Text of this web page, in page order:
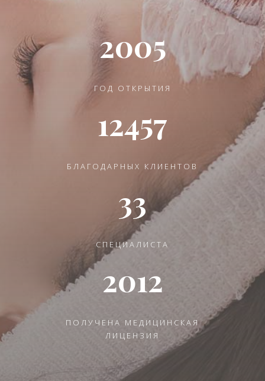
2005
ГОД ОТКРЫТИЯ
12457
БЛАГОДАРНЫХ КЛИЕНТОВ
33
СПЕЦИАЛИСТА
2012
ПОЛУЧЕНА МЕДИЦИНСКАЯ
ЛИЦЕНЗИЯ